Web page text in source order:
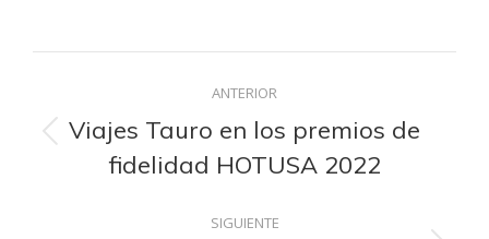
FacebookLinkedInWhatsApp
X
Pinterest
Navegación
entre
publicaciones
ANTERIOR
Publicación
anterior:
Viajes Tauro en los premios de
fidelidad HOTUSA 2022
SIGUIENTE